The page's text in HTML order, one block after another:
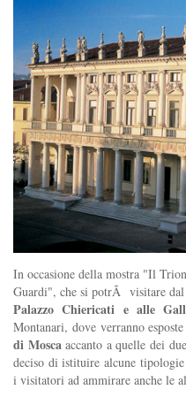
In occasione della mostra "Il
Guardi", che si potrÃ visitare dal
Palazzo Chiericati e alle
Montanari, dove verranno
di Moscaaccanto a quelle dei
deciso di istituire alcune
i visitatori ad ammirare anche le